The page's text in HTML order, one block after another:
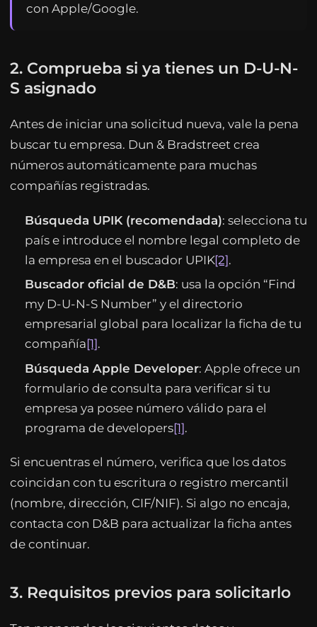
con Apple/Google.
2. Comprueba si ya tienes un D-U-N-
S asignado
Antes de iniciar una solicitud nueva, vale la pena
buscar tu empresa. Dun & Bradstreet crea
números automáticamente para muchas
compañías registradas.
Búsqueda UPIK (recomendada): selecciona tu
país e introduce el nombre legal completo de
la empresa en el buscador UPIK[2].
Buscador oficial de D&B: usa la opción “Find
my D-U-N-S Number” y el directorio
empresarial global para localizar la ficha de tu
compañía[1].
Búsqueda Apple Developer: Apple ofrece un
formulario de consulta para verificar si tu
empresa ya posee número válido para el
programa de developers[1].
Si encuentras el número, verifica que los datos
coincidan con tu escritura o registro mercantil
(nombre, dirección, CIF/NIF). Si algo no encaja,
contacta con D&B para actualizar la ficha antes
de continuar.
3. Requisitos previos para solicitarlo